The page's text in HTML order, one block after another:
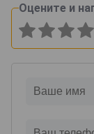
Оцените и